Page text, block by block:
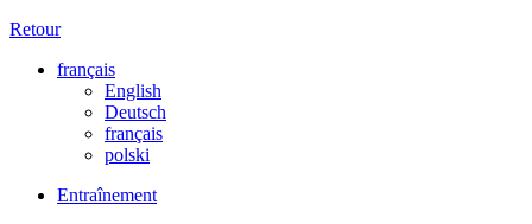
Retour
français
English
Deutsch
français
polski
Entraînement